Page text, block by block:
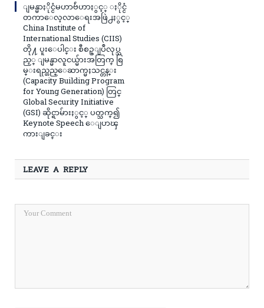
ျမန္မာႏိုင္ငံမဟာဗ်ဴဟာႏွင့္ ႏိုင္ငံ
တကာေလ့လာေရးအဖြဲ႕ႏွင့္
China Institute of
International Studies (CIIS)
တို႔ ပူးေပါင္း စီစဥ္ျပဳလုပ္သ
ည့္ ျမန္မာလူငယ္မ်ားအတြက္ စြ
မ္းရည္တည္ေဆာက္မႈသင္တန္း
(Capacity Building Program
for Young Generation) တြင္
Global Security Initiative
(GSI) ဆိုင္ရာမ်ားႏွင့္ ပတ္သက္၍
Keynote Speech ေျပာၾ
ကားျခင္း
LEAVE A REPLY